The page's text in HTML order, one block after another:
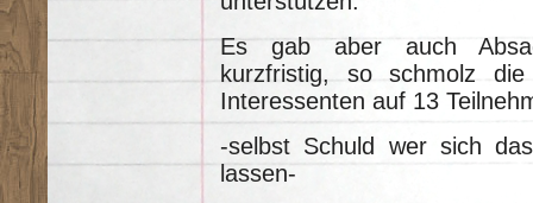
Es gab aber auch
kurzfristig, so schmolz
Interessenten auf 13
-selbst Schuld wer sich
lassen-